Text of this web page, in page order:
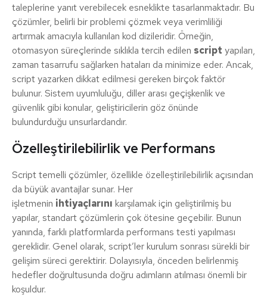
taleplerine yanıt verebilecek esneklikte tasarlanmaktadır. Bu
çözümler, belirli bir problemi çözmek veya verimliliği
artırmak amacıyla kullanılan kod dizileridir. Örneğin,
otomasyon süreçlerinde sıklıkla tercih edilen script yapıları,
zaman tasarrufu sağlarken hataları da minimize eder. Ancak,
script yazarken dikkat edilmesi gereken birçok faktör
bulunur. Sistem uyumluluğu, diller arası geçişkenlik ve
güvenlik gibi konular, geliştiricilerin göz önünde
bulundurduğu unsurlardandır.
Özelleştirilebilirlik ve Performans
Script temelli çözümler, özellikle özelleştirilebilirlik açısından
da büyük avantajlar sunar. Her
işletmenin ihtiyaçlarını karşılamak için geliştirilmiş bu
yapılar, standart çözümlerin çok ötesine geçebilir. Bunun
yanında, farklı platformlarda performans testi yapılması
gereklidir. Genel olarak, script’ler kurulum sonrası sürekli bir
gelişim süreci gerektirir. Dolayısıyla, önceden belirlenmiş
hedefler doğrultusunda doğru adımların atılması önemli bir
koşuldur.